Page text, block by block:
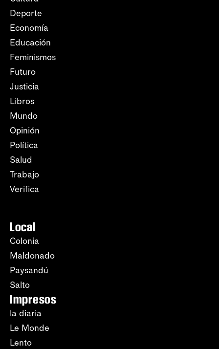
Deporte
Economía
Educación
Feminismos
Futuro
Justicia
Libros
Mundo
Opinión
Política
Salud
Trabajo
Verifica
Local
Colonia
Maldonado
Paysandú
Salto
Impresos
la diaria
Le Monde
Lento